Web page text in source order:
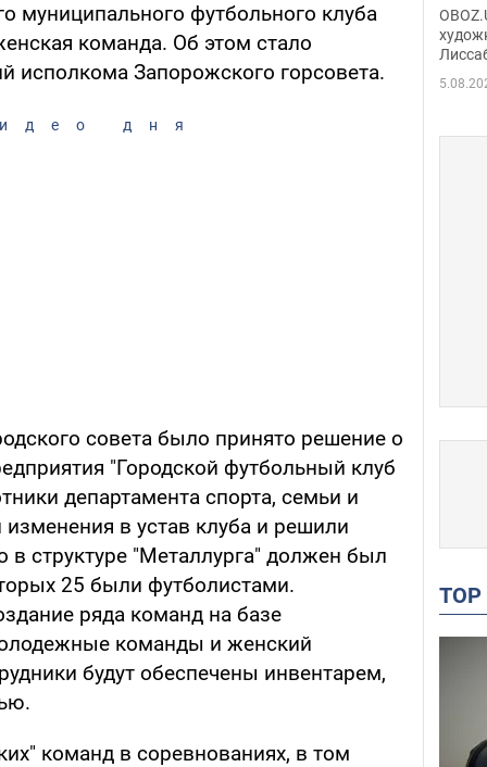
муниципального футбольного клуба
команда. Об этом стало
исполкома Запорожского горсовета.
дня
совета было принято решение о
"Городской футбольный клуб
департамента спорта, семьи и
в устав клуба и решили
в структуре "Металлурга" должен был
25 были футболистами.
ряда команд на базе
команды и женский
будут обеспечены инвентарем,
команд в соревнованиях, в том
сына